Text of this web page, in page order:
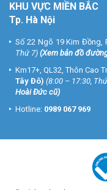
KHU VỰC MIỀN BẮC
Tp. Hà Nội
Số 22 Ngõ 19 Kim Đồng,
Thứ 7) (Xem bản đồ
Km17+, QL32, Thôn Cao
Tây Đô) (8:00 – 17:30,
Hoài Đức cũ)
Hotline: 0989 067 969